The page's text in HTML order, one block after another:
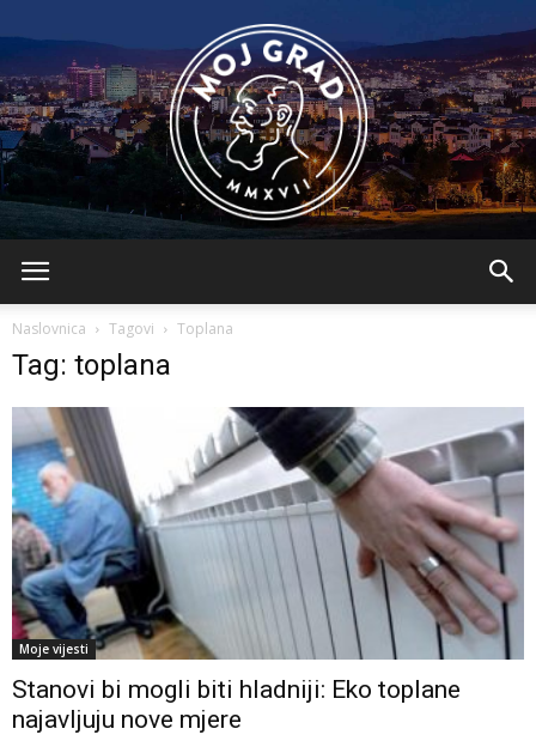
Naslovnica Tagovi Toplana
Tag: toplana
Moje vijesti
Stanovi bi mogli biti hladniji: Eko toplane
najavljuju nove mjere